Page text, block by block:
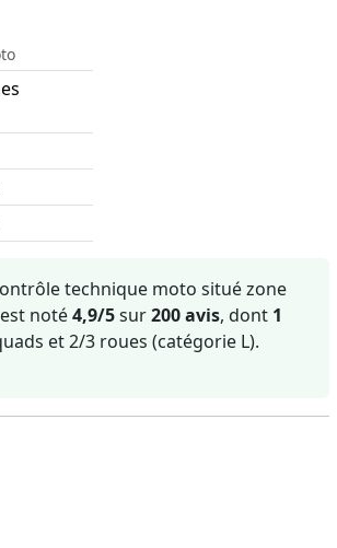
technique moto situé zone
noté4,9/5sur200 avis, dont 1
et 2/3 roues (catégorie L).